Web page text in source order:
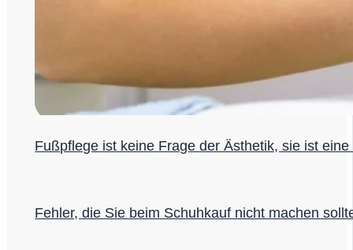
Fußpflege ist keine Frage der Ästhetik, sie ist
Fehler, die Sie beim Schuhkauf nicht machen